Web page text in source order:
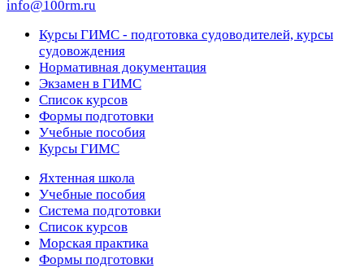
info@100rm.ru
Курсы ГИМС - подготовка судоводителей, курсы
судовождения
Нормативная документация
Экзамен в ГИМС
Список курсов
Формы подготовки
Учебные пособия
Курсы ГИМС
Яхтенная школа
Учебные пособия
Cистема подготовки
Список курсов
Морская практика
Формы подготовки